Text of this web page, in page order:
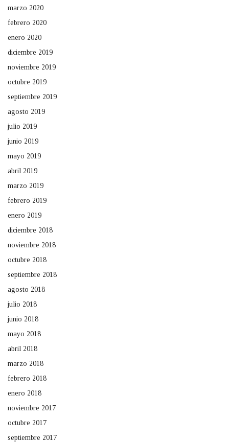
marzo 2020
febrero 2020
enero 2020
diciembre 2019
noviembre 2019
octubre 2019
septiembre 2019
agosto 2019
julio 2019
junio 2019
mayo 2019
abril 2019
marzo 2019
febrero 2019
enero 2019
diciembre 2018
noviembre 2018
octubre 2018
septiembre 2018
agosto 2018
julio 2018
junio 2018
mayo 2018
abril 2018
marzo 2018
febrero 2018
enero 2018
noviembre 2017
octubre 2017
septiembre 2017